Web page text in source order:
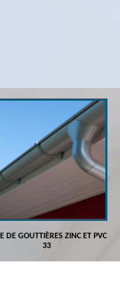
DE GOUTTIÈRES ZINC ET PVC
33